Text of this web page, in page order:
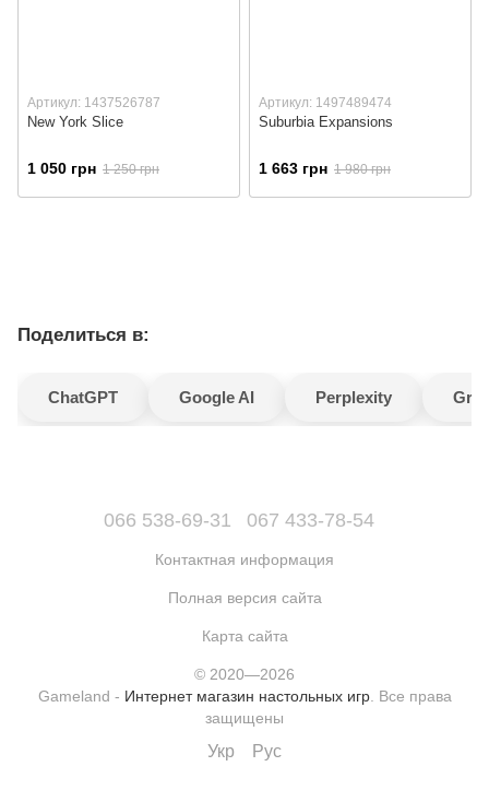
Артикул: 1437526787
New York Slice
1 050 грн 1 250 грн
Артикул: 1497489474
Suburbia Expansions
1 663 грн 1 980 грн
Поделиться в:
ChatGPT Google AI Perplexity
066 538-69-31 067 433-78-54
Контактная информация
Полная версия сайта
Карта сайта
© 2020—2026
Gameland - Интернет магазин настольных игр. Все права
защищены
Укр Рус